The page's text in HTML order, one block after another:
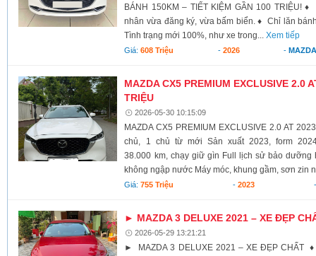
BÁNH 150KM – TIẾT KIỆM GẦN 100 TRIỆU!
nhân vừa đăng ký, vừa bấm biển. ♦ Chỉ lăn
Tình trạng mới 100%, như xe trong...Xem tiếp
Giá:608 Triệu - 2026 -
MAZDA CX5 PREMIUM EXCLUSIVE 2.0
TRIỆU
2026-05-30 10:15:09
MAZDA CX5 PREMIUM EXCLUSIVE 2.0 AT
chủ, 1 chủ từ mới Sản xuất 2023, form
38.000 km, chạy giữ gìn Full lịch sử bảo dưỡng
không ngập nước Máy móc, khung gầm, sơn zin
Giá:755 Triệu -2023
► MAZDA 3 DELUXE 2021 – XE ĐẸP
2026-05-29 13:21:21
► MAZDA 3 DELUXE 2021 – XE ĐẸP CHẤT